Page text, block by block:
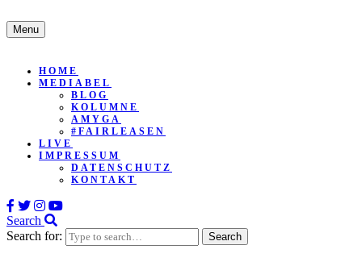
Menu
HOME
MEDIABEL
BLOG
KOLUMNE
AMYGA
#FAIRLEASEN
LIVE
IMPRESSUM
DATENSCHUTZ
KONTAKT
Search
Search for: